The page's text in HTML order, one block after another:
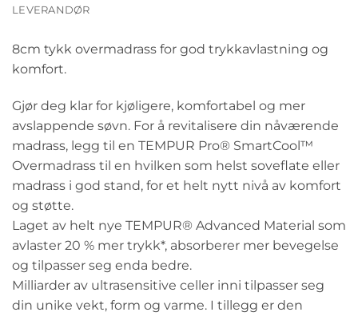
LEVERANDØR
8cm tykk overmadrass for god trykkavlastning og
komfort.
Gjør deg klar for kjøligere, komfortabel og mer
avslappende søvn. For å revitalisere din nåværende
madrass, legg til en TEMPUR Pro® SmartCool™
Overmadrass til en hvilken som helst soveflate eller
madrass i god stand, for et helt nytt nivå av komfort
og støtte.
Laget av helt nye TEMPUR® Advanced Material som
avlaster 20 % mer trykk*, absorberer mer bevegelse
og tilpasser seg enda bedre.
Milliarder av ultrasensitive celler inni tilpasser seg
din unike vekt, form og varme. I tillegg er den